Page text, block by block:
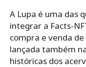
A Lupa é uma das
integrar a Facts-
compra e venda
lançada também
históricas dos